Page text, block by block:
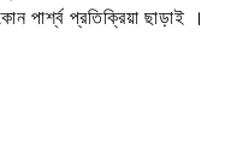
প্রতিক্রিয়া ছাড়াই ।